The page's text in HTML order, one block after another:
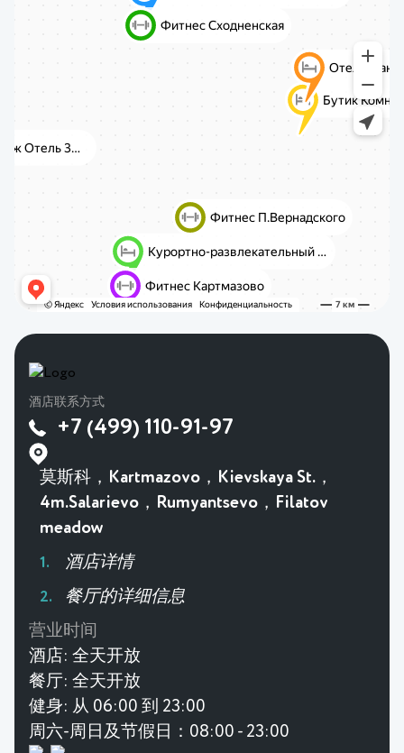
酒店联系方式
+7 (499) 110-91-97
莫斯科，Kartmazovo，Kievskaya St.，
4m.Salarievo，Rumyantsevo，Filatov
meadow
酒店详情
餐厅的详细信息
营业时间
酒店: 全天开放
餐厅: 全天开放
健身: 从 06:00 到 23:00
周六-周日及节假日：08:00 - 23:00